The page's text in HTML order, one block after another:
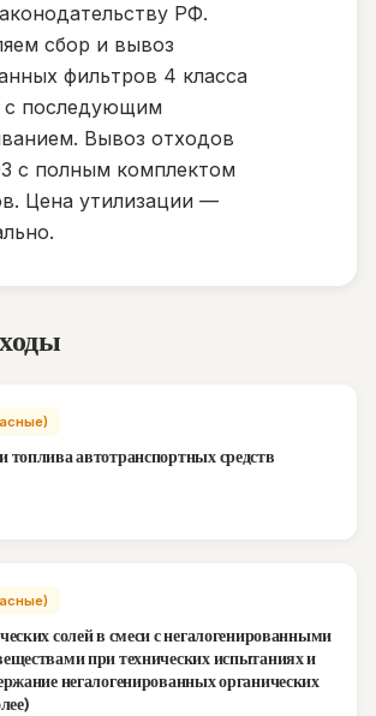
РФ.
сбор и вывоз
фильтров 4 класса
с последующим
Вывоз отходов
с полным комплектом
Цена утилизации —
топлива автотранспортных средств
солей в смеси с негалогенированными
при технических испытаниях и
негалогенированных органических